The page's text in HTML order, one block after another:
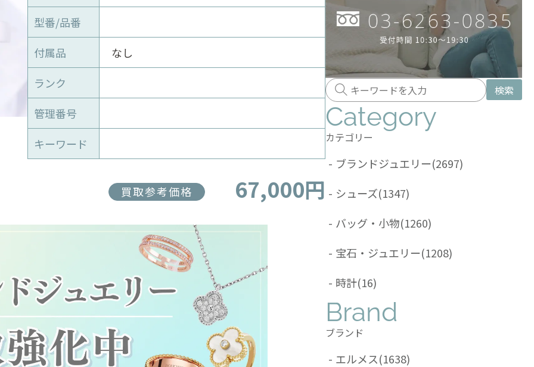
型番/品番
付属品
なし
ランク
管理番号
キーワード
買取参考価格 67,000円
検索
Category
カテゴリー
- ブランドジュエリー(2697)
- シューズ(1347)
- バッグ・小物(1260)
- 宝石・ジュエリー(1208)
- 時計(16)
Brand
ブランド
- エルメス(1638)